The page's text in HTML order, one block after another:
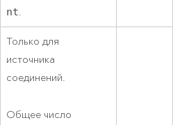
nt.
Только для
источника
соединений.
Общее число